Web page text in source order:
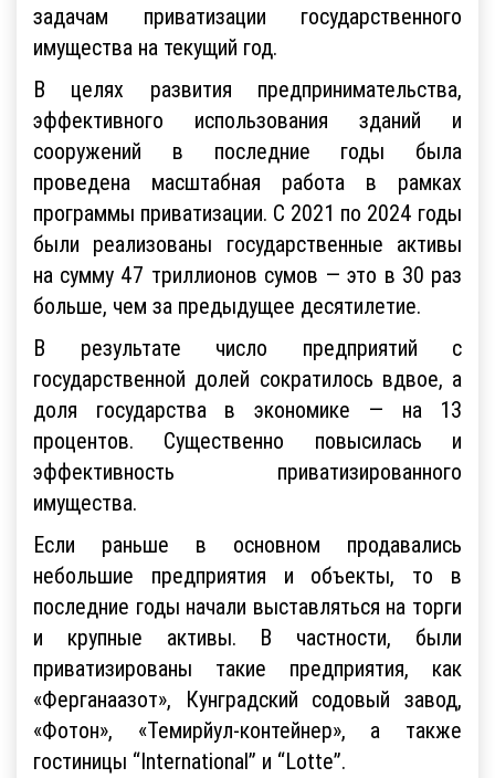
задачам приватизации государственного
имущества на текущий год.
В целях развития предпринимательства,
эффективного использования зданий и
сооружений в последние годы была
проведена масштабная работа в рамках
программы приватизации. С 2021 по 2024 годы
были реализованы государственные активы
на сумму 47 триллионов сумов — это в 30 раз
больше, чем за предыдущее десятилетие.
В результате число предприятий с
государственной долей сократилось вдвое, а
доля государства в экономике — на 13
процентов. Существенно повысилась и
эффективность приватизированного
имущества.
Если раньше в основном продавались
небольшие предприятия и объекты, то в
последние годы начали выставляться на торги
и крупные активы. В частности, были
приватизированы такие предприятия, как
«Ферганаазот», Кунградский содовый завод,
«Фотон», «Темирйул-контейнер», а также
гостиницы “International” и “Lotte”.